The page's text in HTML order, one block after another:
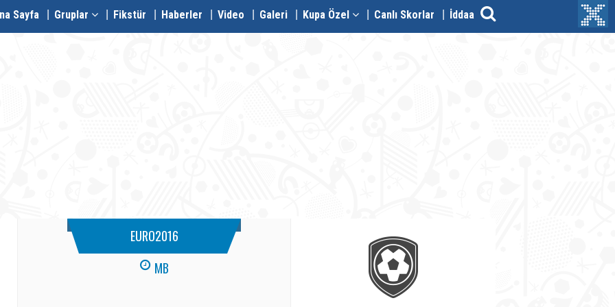
Sayfa Gruplar Fikstür Haberler Video Galeri Kupa Özel Canlı Skorlar İddaa
EURO2016
MB